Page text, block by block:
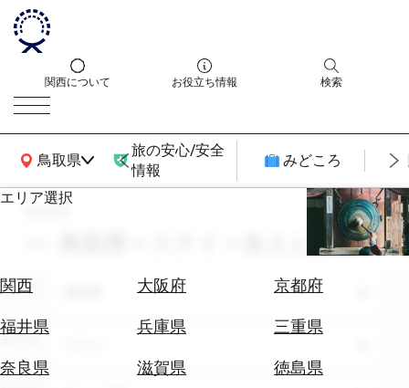
関西について お役立ち情報 検索
鳥取県
関西広域MAP
旅の安心/安全
情報
みどころ
エリア選択
関西 大阪府
京都府
福井県
兵庫県
三重県
奈良県
滋賀県
徳島県
エ
券
テ
search
鳥取県 × ステイ × 友人との旅
エリア
テーマ